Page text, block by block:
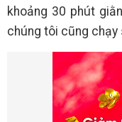
khoảng 30 phút
chúng tôi cũng chạy